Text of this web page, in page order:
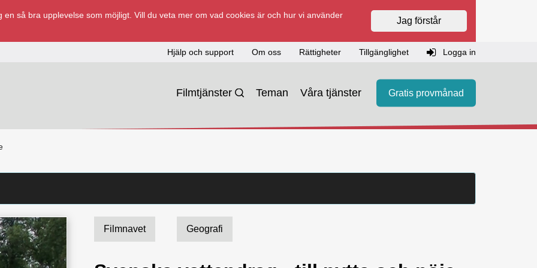
så bra upplevelse som möjligt. Vill du veta mer om vad cookies är och hur vi använder
Jag förstår
Hjälp och support Om oss Rättigheter Tillgänglighet Logga in
Filmtjänster Teman Våra tjänster Gratis provmånad
Filmnavet Geografi